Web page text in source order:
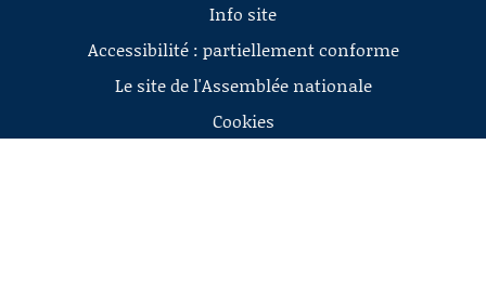
Info site
Accessibilité : partiellement conforme
Le site de l'Assemblée nationale
Cookies